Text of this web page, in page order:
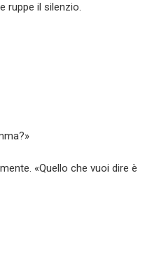
ruppe il silenzio.
«Quello che vuoi dire è